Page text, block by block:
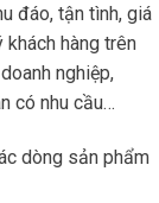
đáo, tận tình, giá
hàng trên
nghiệp,
có nhu cầu…
dòng sản phẩm